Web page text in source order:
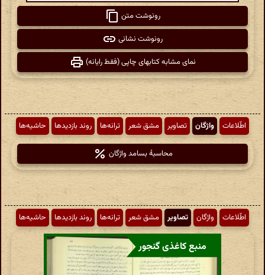
رونوشت متن
رونوشت نشانی
نمای مشابه کتابهای چاپی (فقط رایانه)
اطّلاعات واژگان تصاویر مشق شعر ترانه‌ها روند بازدیدها حاشیه‌ها
محاسبهٔ بسامد واژگان
اطّلاعات واژگان تصاویر مشق شعر ترانه‌ها روند بازدیدها حاشیه‌ها
منبع کاغذی گنجور